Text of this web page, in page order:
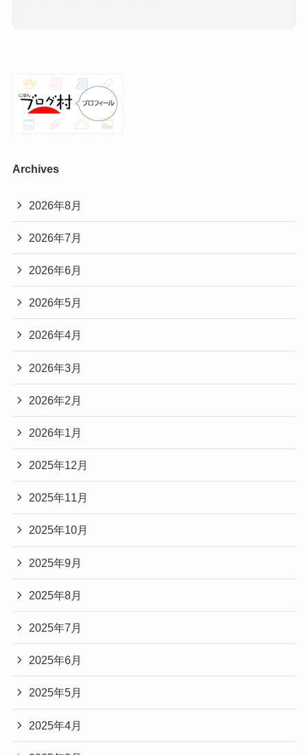
Archives
2026年8月
2026年7月
2026年6月
2026年5月
2026年4月
2026年3月
2026年2月
2026年1月
2025年12月
2025年11月
2025年10月
2025年9月
2025年8月
2025年7月
2025年6月
2025年5月
2025年4月